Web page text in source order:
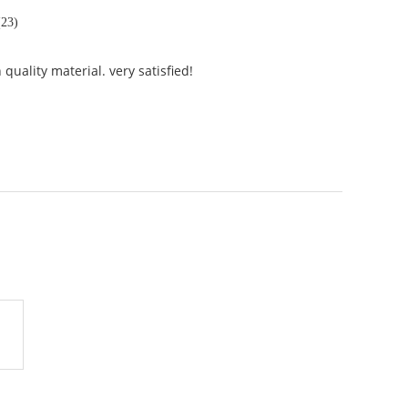
material. very satisfied!